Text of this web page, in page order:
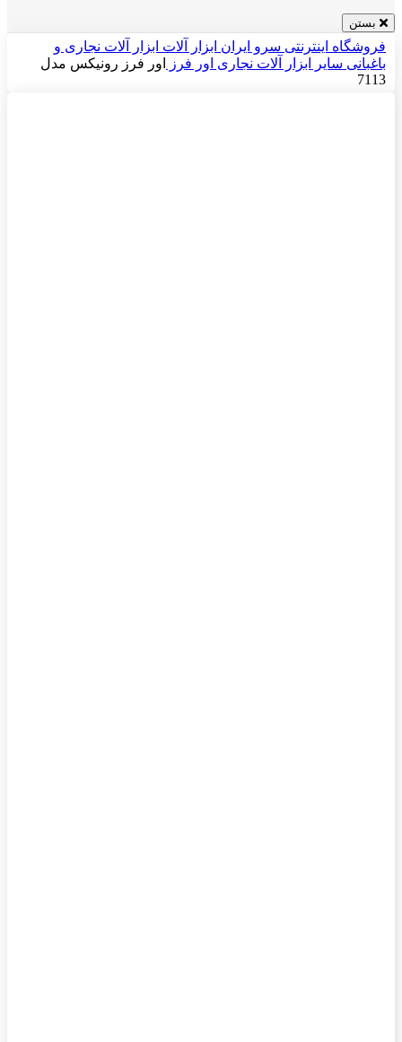
بستن
فروشگاه اینترنتی سرو ایران ابزار آلات ابزار آلات نجاری و
باغبانی سایر ابزار آلات نجاری اور فرز
اور فرز رونیکس مدل
7113